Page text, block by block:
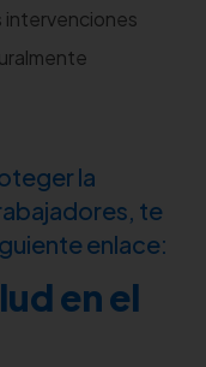
intervenciones
la
te
enlace:
en el